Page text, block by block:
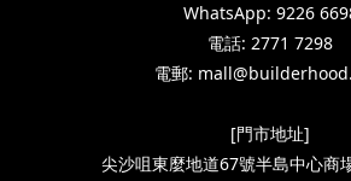
WhatsApp: 9226
電話: 2771 7298
電郵:
[門市地址]
尖沙咀東麼地道67號半島中心商